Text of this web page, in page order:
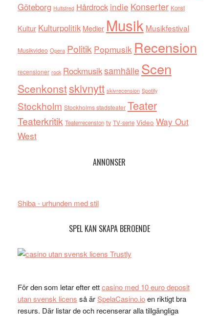
Göteborg Hultsfred Hårdrock indie Konserter Konst
Kultur Kulturpolitik Medier Musik Musikfestival
Musikvideo Opera Politik Popmusik Recension
recensioner rock RockmusiksamhälleScen
Scenkonstskivnytt skivrecension Spotify
Stockholm Stockholms stadsteater Teater
Teaterkritik Teaterrecension tv TV-serie Video Way Out
West
ANNONSER
Shiba - urhunden med stil
SPEL KAN SKAPA BEROENDE
För den som letar efter ettcasino med 10 euro deposit
utan svensk licens så ärSpelaCasino.ioen riktigt bra
resurs. Där listar de och recenserar alla tillgängliga